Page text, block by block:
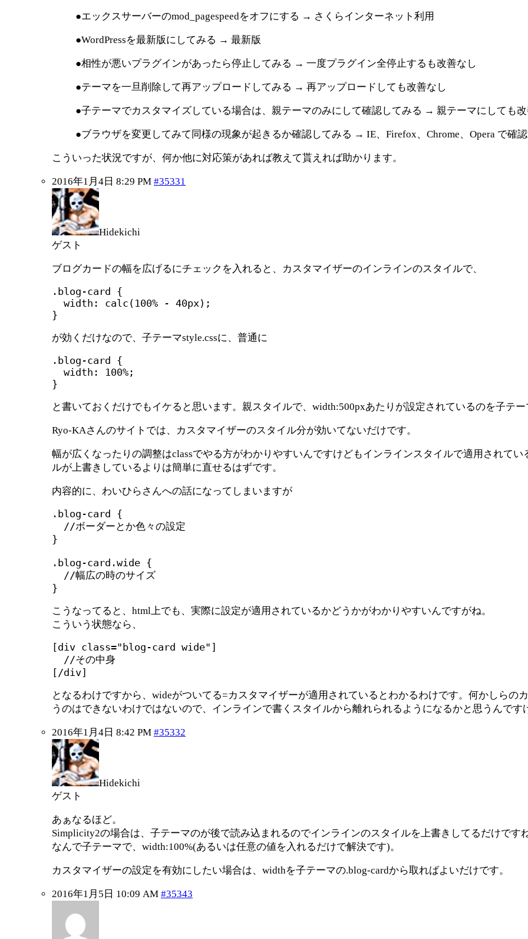
●エックスサーバーのmod_pagespeedをオフにする → さくらインターネット利用
●WordPressを最新版にしてみる → 最新版
●相性が悪いプラグインがあったら停止してみる → 一度プラグイン全停止するも改善なし
●テーマを一旦削除して再アップロードしてみる → 再アップロードしても改善なし
●子テーマでカスタマイズしている場合は、親テーマのみにして確認してみる → 親テーマにしても改
●ブラウザを変更してみて同様の現象が起きるか確認してみる → IE、Firefox、Chrome、Opera で確
こういった状況ですが、何か他に対応策があれば教えて貰えれば助かります。
2016年1月4日 8:29 PM #35331
Hidekichi
ゲスト
ブログカードの幅を広げるにチェックを入れると、カスタマイザーのインラインのスタイルで、
.blog-card {
  width: calc(100% - 40px);
}
が効くだけなので、子テーマstyle.cssに、普通に
.blog-card {
  width: 100%;
}
と書いておくだけでもイケると思います。親スタイルで、width:500pxあたりが設定されているのを子テー
Ryo-KAさんのサイトでは、カスタマイザーのスタイル分が効いてないだけです。
幅が広くなったりの調整はclassでやる方がわかりやすいんですけどもインラインスタイルで適用されて
ルが上書きしているよりは簡単に直せるはずです。
内容的に、わいひらさんへの話になってしまいますが
.blog-card {
  //ボーダーとか色々の設定
}
.blog-card.wide {
  //幅広の時のサイズ
}
こうなってると、html上でも、実際に設定が適用されているかどうかがわかりやすいんですがね。
こういう状態なら、
[div class="blog-card wide"]
  //その中身
[/div]
となるわけですから、wideがついてる=カスタマイザーが適用されているとわかるわけです。何かしらの
うのはできないわけではないので、インラインで書くスタイルから離れられるようになるかと思うんです
2016年1月4日 8:42 PM #35332
Hidekichi
ゲスト
あぁなるほど。
Simplicity2の場合は、子テーマのが後で読み込まれるのでインラインのスタイルを上書きしてるだけですね
なんで子テーマで、width:100%(あるいは任意の値を入れるだけで解決です)。
カスタマイザーの設定を有効にしたい場合は、widthを子テーマの.blog-cardから取ればよいだけです。
2016年1月5日 10:09 AM #35343